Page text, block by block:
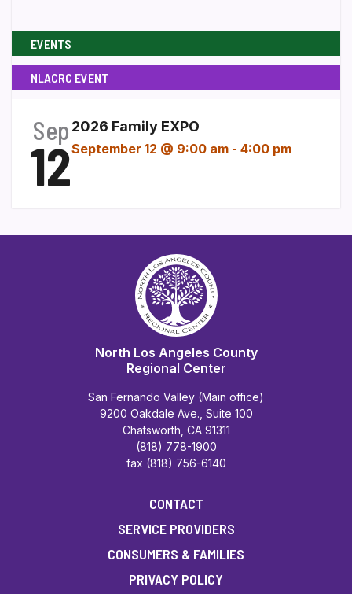
EVENTS
NLACRC EVENT
Sep
12
2026 Family EXPO
September 12 @ 9:00 am - 4:00 pm
North Los Angeles County
Regional Center
San Fernando Valley (Main office)
9200 Oakdale Ave., Suite 100
Chatsworth, CA 91311
(818) 778-1900
fax (818) 756-6140
CONTACT
SERVICE PROVIDERS
CONSUMERS & FAMILIES
PRIVACY POLICY